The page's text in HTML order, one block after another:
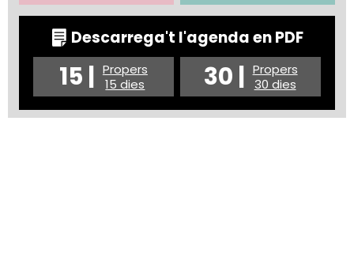
Descarrega't l'agenda en PDF
15 | Propers
15 dies
30 | Propers
30 dies